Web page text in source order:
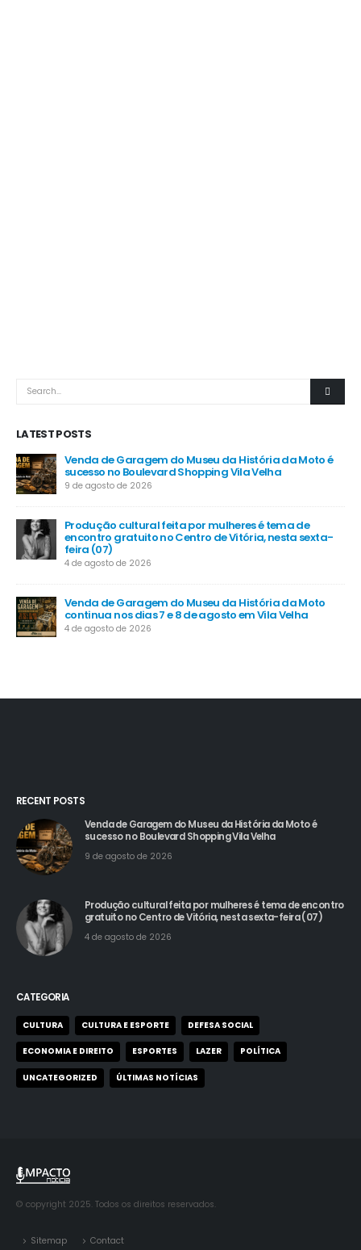
LATEST POSTS
Venda de Garagem do Museu da História da Moto é
sucesso no Boulevard Shopping Vila Velha
9 de agosto de 2026
Produção cultural feita por mulheres é tema de
encontro gratuito no Centro de Vitória, nesta sexta-
feira (07)
4 de agosto de 2026
Venda de Garagem do Museu da História da Moto
continua nos dias 7 e 8 de agosto em Vila Velha
4 de agosto de 2026
RECENT POSTS
Venda de Garagem do Museu da História da Moto é
sucesso no Boulevard Shopping Vila Velha
9 de agosto de 2026
Produção cultural feita por mulheres é tema de encontro
gratuito no Centro de Vitória, nesta sexta-feira (07)
4 de agosto de 2026
CATEGORIA
CULTURA CULTURA E ESPORTE DEFESA SOCIAL
ECONOMIA E DIREITO ESPORTES LAZER POLÍTICA
UNCATEGORIZED ÚLTIMAS NOTÍCIAS
© copyright 2025. Todos os direitos reservados.
Sitemap Contact